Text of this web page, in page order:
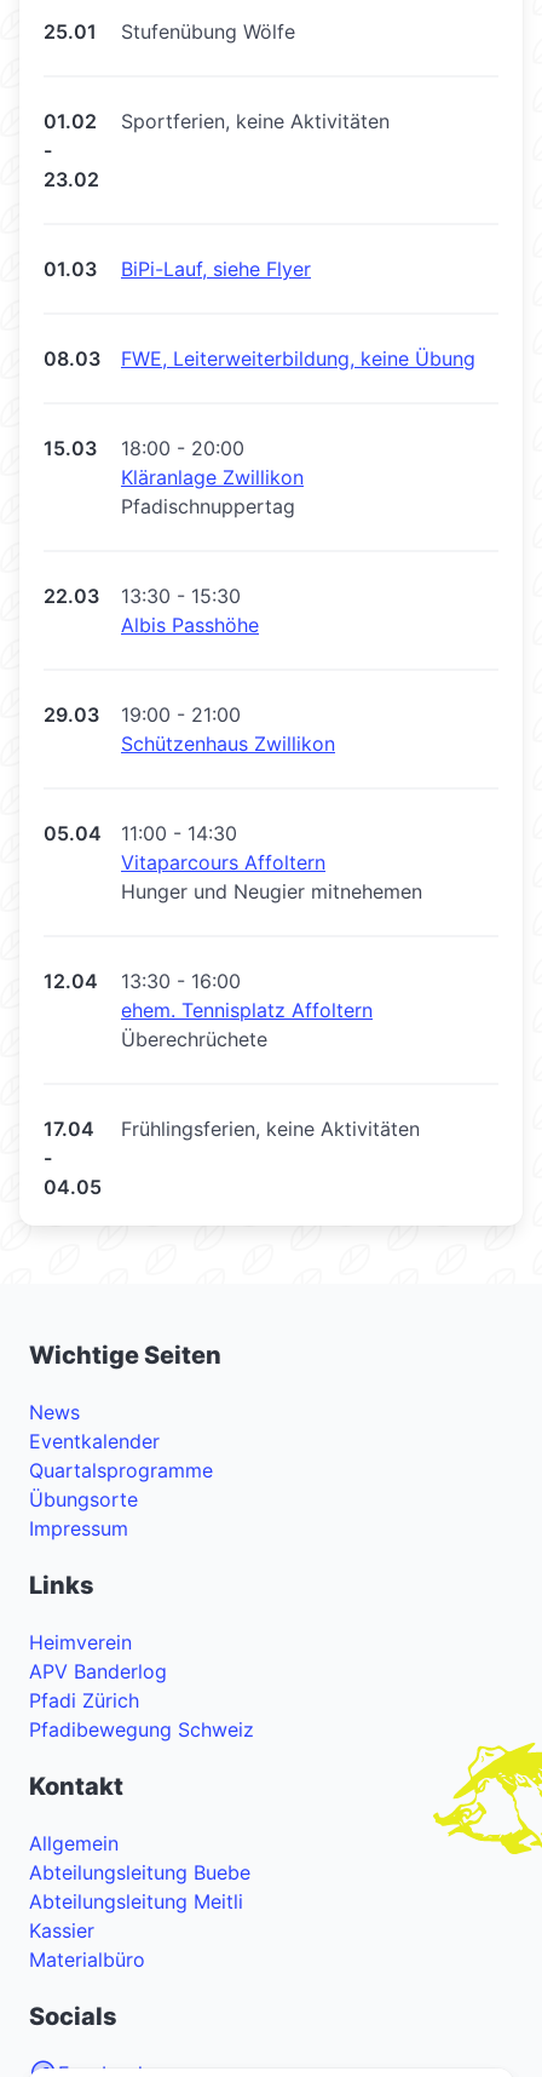
25.01 Stufenübung Wölfe
01.02
-
23.02
Sportferien, keine Aktivitäten
01.03 BiPi-Lauf, siehe Flyer
08.03 FWE, Leiterweiterbildung, keine Übung
15.03
18:00 - 20:00
Kläranlage Zwillikon
Pfadischnuppertag
22.03
13:30 - 15:30
Albis Passhöhe
29.03
19:00 - 21:00
Schützenhaus Zwillikon
05.04
11:00 - 14:30
Vitaparcours Affoltern
Hunger und Neugier mitnehemen
12.04
13:30 - 16:00
ehem. Tennisplatz Affoltern
Überechrüchete
17.04
-
04.05
Frühlingsferien, keine Aktivitäten
Wichtige Seiten
News
Eventkalender
Quartalsprogramme
Übungsorte
Impressum
Links
Heimverein
APV Banderlog
Pfadi Zürich
Pfadibewegung Schweiz
Kontakt
Allgemein
Abteilungsleitung Buebe
Abteilungsleitung Meitli
Kassier
Materialbüro
Socials